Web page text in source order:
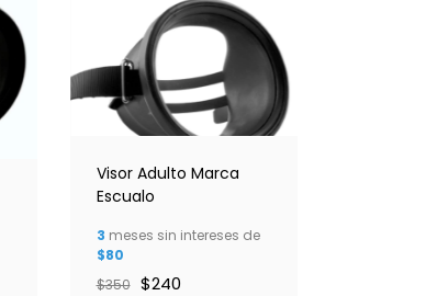
Visor Adulto Marca
Escualo
3 meses sin intereses de
$80
$350 $240